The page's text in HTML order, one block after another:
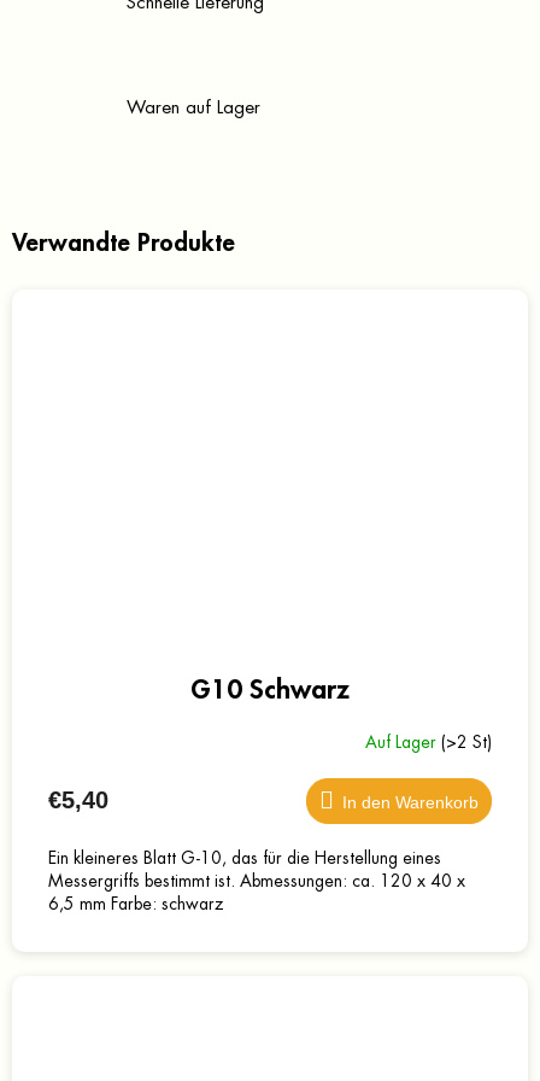
Waren auf Lager
Verwandte Produkte
G10 Schwarz
Auf Lager (>2 St)
€5,40 In den Warenkorb
Ein kleineres Blatt G-10, das für die Herstellung eines
Messergriffs bestimmt ist. Abmessungen: ca. 120 x 40 x
6,5 mm Farbe: schwarz